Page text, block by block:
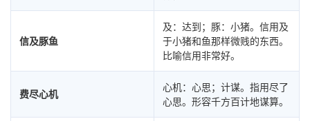
信及豚鱼
及：达到；豚：小猪。信用及
于小猪和鱼那样微贱的东西。
比喻信用非常好。
费尽心机
心机：心思；计谋。指用尽了
心思。形容千方百计地谋算。